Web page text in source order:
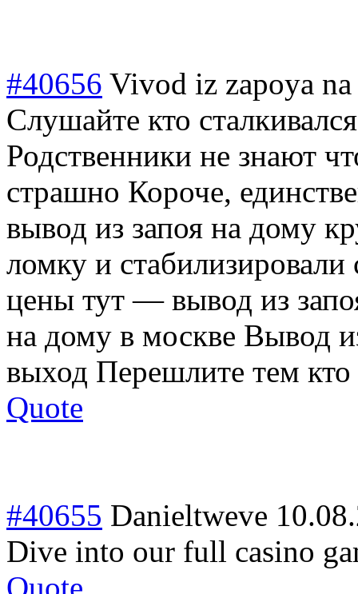
#40656 Vivod iz zapoya
Слушайте кто
Родственники не знают
страшно Короче,
вывод из запоя на дому
ломку и
цены тут — вывод из
на дому в москве Вывод
выход Перешлите тем кто
Quote
#40655 Danieltweve
Dive into our full casino